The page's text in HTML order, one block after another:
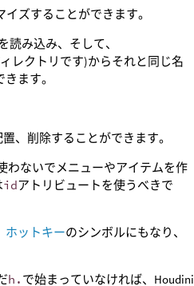
ズすることができます。
読み込み、そして、
レクトリです)からそれと同じ名
ます。
、削除することができます。
わないでメニューやアイテムを作
idアトリビュートを使うべきで
ホットキーのシンボルにもなり、
h. で始まっていなければ、Houdini